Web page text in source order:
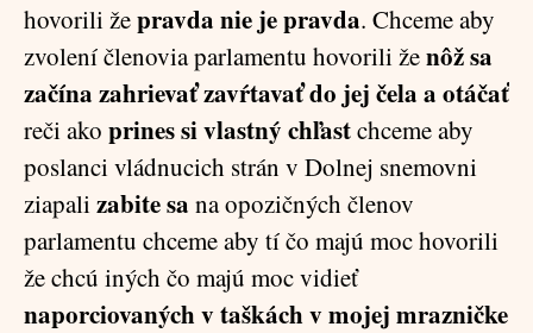
hovorili žepravda nie je pravda. Chceme aby
zvolení členovia parlamentu hovorili ženôž sa
začína zahrievať zavŕtavať do jej čela a otáčať
reči ako prines si vlastný chľastchceme aby
poslanci vládnucich strán v Dolnej snemovni
ziapalizabite sa na opozičných členov
parlamentu chceme aby tí čo majú moc hovorili
že chcú iných čo majú moc vidieť
naporciovaných v taškách v mojej mrazničke